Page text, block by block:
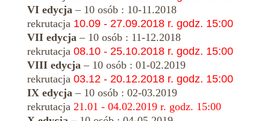
VI edycja – 10 osób : 10-11.2018
rekrutacja 10.09 - 27.09.2018 r. godz. 15:00
VII edycja – 10 osób : 11-12.2018
rekrutacja 08.10 - 25.10.2018 r. godz. 15:00
VIII edycja – 10 osób : 01-02.2019
rekrutacja 03.12 - 20.12.2018 r. godz. 15:00
IX edycja – 10 osób : 02-03.2019
rekrutacja 21.01 - 04.02.2019 r. godz. 15:00